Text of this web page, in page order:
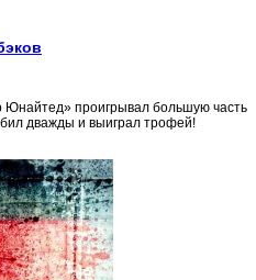
проигрывал большую часть
дважды и выиграл трофей!